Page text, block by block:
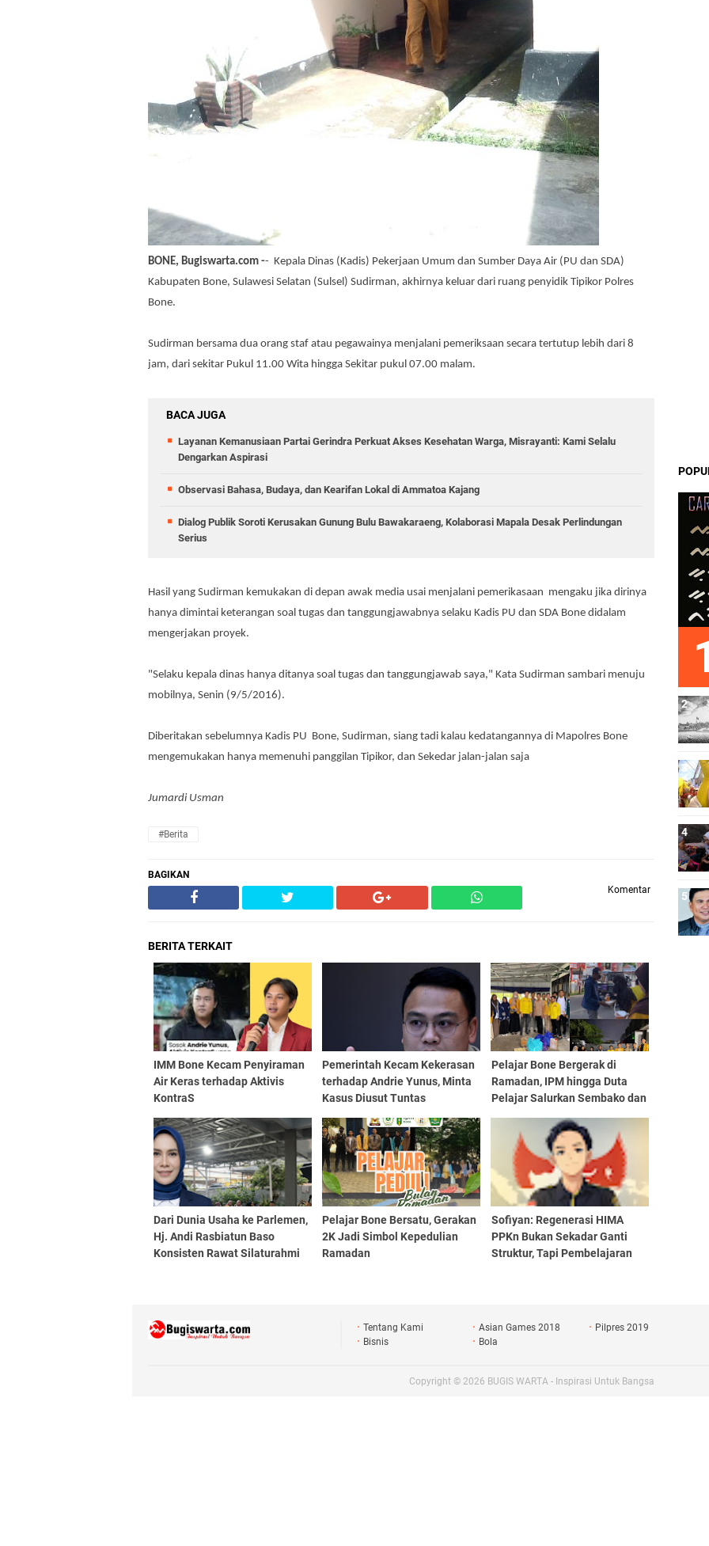
BONE, Bugiswarta.com -- Kepala Dinas (Kadis) Pekerjaan Umum dan Sumber Daya Air (PU dan SDA)
Kabupaten Bone, Sulawesi Selatan (Sulsel) Sudirman, akhirnya keluar dari ruang penyidik Tipikor Polres
Bone.
Sudirman bersama dua orang staf atau pegawainya menjalani pemeriksaan secara tertutup lebih dari 8
jam, dari sekitar Pukul 11.00 Wita hingga Sekitar pukul 07.00 malam.
BACA JUGA
Layanan Kemanusiaan Partai Gerindra Perkuat Akses Kesehatan Warga, Misrayanti: Kami Selalu
Dengarkan Aspirasi
Observasi Bahasa, Budaya, dan Kearifan Lokal di Ammatoa Kajang
Dialog Publik Soroti Kerusakan Gunung Bulu Bawakaraeng, Kolaborasi Mapala Desak Perlindungan
Serius
Hasil yang Sudirman kemukakan di depan awak media usai menjalani pemerikasaan mengaku jika dirinya
hanya dimintai keterangan soal tugas dan tanggungjawabnya selaku Kadis PU dan SDA Bone didalam
mengerjakan proyek.
"Selaku kepala dinas hanya ditanya soal tugas dan tanggungjawab saya," Kata Sudirman sambari menuju
mobilnya, Senin (9/5/2016).
Diberitakan sebelumnya Kadis PU Bone, Sudirman, siang tadi kalau kedatangannya di Mapolres Bone
mengemukakan hanya memenuhi panggilan Tipikor, dan Sekedar jalan-jalan saja
Jumardi Usman
#Berita
BAGIKAN
Komentar
BERITA TERKAIT
IMM Bone Kecam Penyiraman
Air Keras terhadap Aktivis
KontraS
Pemerintah Kecam Kekerasan
terhadap Andrie Yunus, Minta
Kasus Diusut Tuntas
Pelajar Bone Bergerak di
Ramadan, IPM hingga Duta
Pelajar Salurkan Sembako dan
Dari Dunia Usaha ke Parlemen,
Hj. Andi Rasbiatun Baso
Konsisten Rawat Silaturahmi
Pelajar Bone Bersatu, Gerakan
2K Jadi Simbol Kepedulian
Ramadan
Sofiyan: Regenerasi HIMA
PPKn Bukan Sekadar Ganti
Struktur, Tapi Pembelajaran
Tentang Kami Asian Games 2018
Pilpres 2019
Bisnis
Bola
Copyright © 2026 BUGIS WARTA - Inspirasi Untuk Bangsa